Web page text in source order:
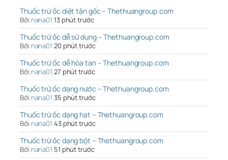
Thuốc trừ ốc diệt tận gốc – Thethuangroup.com
Bởi nana01 13 phút trước
Thuốc trừ ốc dễ sử dụng – Thethuangroup.com
Bởi nana01 20 phút trước
Thuốc trừ ốc dễ hòa tan – Thethuangroup.com
Bởi nana01 27 phút trước
Thuốc trừ ốc dạng nước – Thethuangroup.com
Bởi nana01 35 phút trước
Thuốc trừ ốc dạng hạt – Thethuangroup.com
Bởi nana01 43 phút trước
Thuốc trừ ốc dạng bột – Thethuangroup.com
Bởi nana01 51 phút trước